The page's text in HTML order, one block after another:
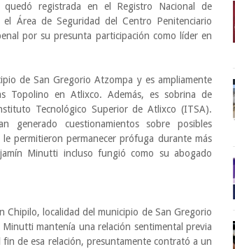
registrada en el Registro Nacional de
el Área de Seguridad del Centro Penitenciario
por su presunta participación como líder en
de San Gregorio Atzompa y es ampliamente
Topolino en Atlixco. Además, es sobrina de
Tecnológico Superior de Atlixco (ITSA).
generado cuestionamientos sobre posibles
permitieron permanecer prófuga durante más
Minutti incluso fungió como su abogado
localidad del municipio de San Gregorio
mantenía una relación sentimental previa
de esa relación, presuntamente contrató a un